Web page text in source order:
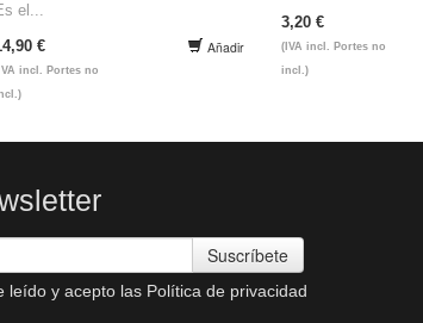
el...
€
incl. Portes no
Añadir
3,20 €
(IVA incl. Portes no
incl.)
Suscríbete
leído y acepto las Política de privacidad